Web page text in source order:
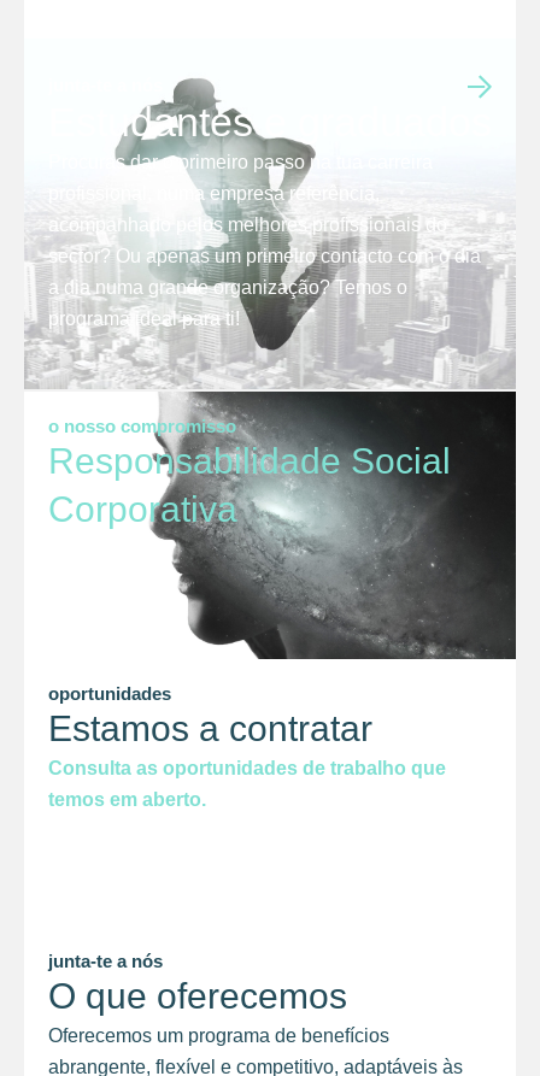
Estudantes e graduados
Procuras dar o primeiro passo na tua carreira
profissional, numa empresa referência,
acompanhado pelos melhores profissionais do
sector? Ou apenas um primeiro contacto com o dia
a dia numa grande organização? Temos o
programa ideal para ti!
o nosso compromisso
Responsabilidade Social
Corporativa
oportunidades
Estamos a contratar
Consulta as oportunidades de trabalho que
temos em aberto.
junta-te a nós
O que oferecemos
Oferecemos um programa de benefícios
abrangente, flexível e competitivo, adaptáveis às